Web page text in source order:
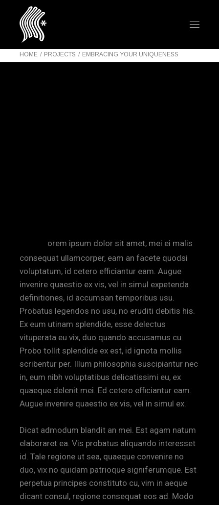
HOME PROJECTS EMBRACING YOUR UNIQUENESS
orem ipsum dolor sit amet, mei ei malis
consequat ullamcorper, eam an facete quodsi
voluptatum, id cetero efficiantur eam. Augue
invenire quaestio ex vis, vel in simul expetenda
definitiones, id accumsan temporibus usu.
Probatus legendos no usu, no eruditi debitis his.
Ex eum utinam splendide, esse delectus
vituperata eu vix, duo quando accusamus cu.
Probo tollit splendide ex est, id ignota mollis
scribentur per. Illum philosophia suscipiantur nec
in, eum nibh voluptatibus delicatissimi eu, ex
quaeque delenit mei. Ed cetero efficiantur eam.
Augue invenire quaestio ex vis, vel in simul ex.
Dicat admodum blandit an mei. Est agam natum
elaboraret ea. Vis probatus aliquando interesset
id. Tale regione ut sea, quaeque convenire no
duo, vix no quidam patrioque signiferumque. Est
perpetua principes constituto cu, vim in aeque
dicant consul, regione consequat eos ad. Modo